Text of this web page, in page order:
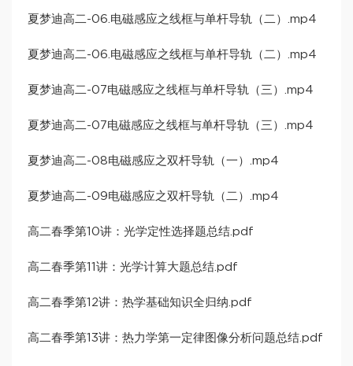
夏梦迪高二-06.电磁感应之线框与单杆导轨（二）.mp4
夏梦迪高二-06.电磁感应之线框与单杆导轨（二）.mp4
夏梦迪高二-07电磁感应之线框与单杆导轨（三）.mp4
夏梦迪高二-07电磁感应之线框与单杆导轨（三）.mp4
夏梦迪高二-08电磁感应之双杆导轨（一）.mp4
夏梦迪高二-09电磁感应之双杆导轨（二）.mp4
高二春季第10讲：光学定性选择题总结.pdf
高二春季第11讲：光学计算大题总结.pdf
高二春季第12讲：热学基础知识全归纳.pdf
高二春季第13讲：热力学第一定律图像分析问题总结.pdf